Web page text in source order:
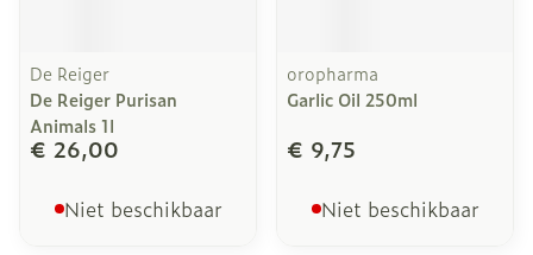
De Reiger
De Reiger Purisan
Animals 1l
€ 26,00
Niet beschikbaar
oropharma
Garlic Oil 250ml
€ 9,75
Niet beschikbaar